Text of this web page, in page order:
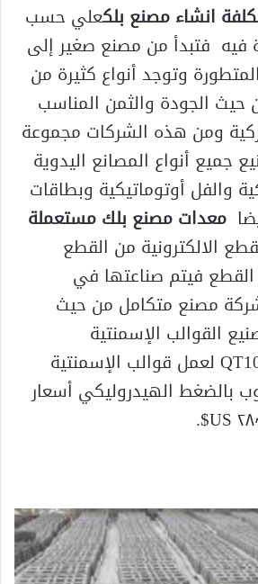
انشاء مصنع بلكعلي حسب
فيه فتبدأ من مصنع صغير إلى
وتوجد أنواع كثيرة من
حيث الجودة والثمن المناسب
ومن هذه الشركات مجموعة
جميع أنواع المصانع اليدوية
والفل أوتوماتيكية وبطاقات
معدات مصنع بلك مستعملة
الالكترونية من القطع
القطع فيتم صناعتها في
مصنع متكامل من حيث
القوالب الإسمنتية
الأوتوماتيكية QT10-15 لعمل قوالب الإسمنتية
بالضغط الهيدروليكي أسعار